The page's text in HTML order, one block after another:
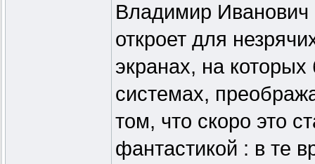
Владимир Иванович
откроет для
экранах, на
системах,
том, что скоро это
фантастикой : в те